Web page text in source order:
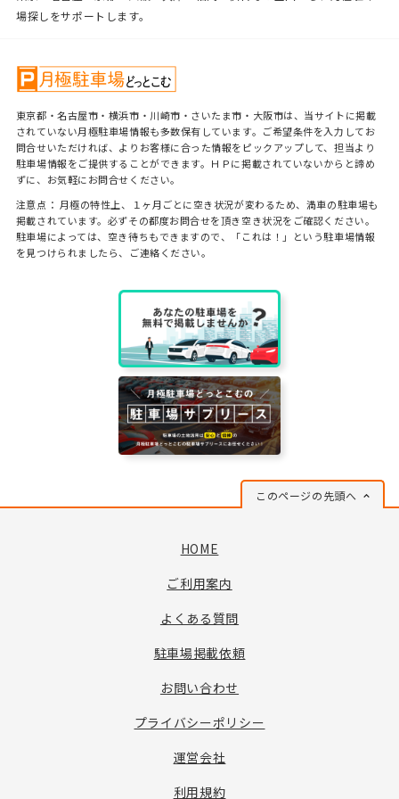
場探しをサポートします。
東京都・名古屋市・横浜市・川崎市・さいたま市・大阪市は、当サイトに掲載
されていない月極駐車場情報も多数保有しています。ご希望条件を入力してお
問合せいただければ、よりお客様に合った情報をピックアップして、担当より
駐車場情報をご提供することができます。ＨＰに掲載されていないからと諦め
ずに、お気軽にお問合せください。
注意点： 月極の特性上、１ヶ月ごとに空き状況が変わるため、満車の駐車場も
掲載されています。必ずその都度お問合せを頂き空き状況をご確認ください。
駐車場によっては、空き待ちもできますので、「これは！」という駐車場情報
を見つけられましたら、ご連絡ください。
このページの先頭へ
HOME
ご利用案内
よくある質問
駐車場掲載依頼
お問い合わせ
プライバシーポリシー
運営会社
利用規約